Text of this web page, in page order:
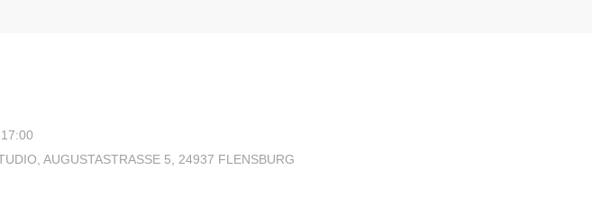
AUGUSTASTRASSE 5, 24937 FLENSBURG